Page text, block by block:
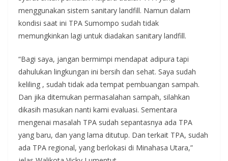
menggunakan sistem sanitary landfill. Namun dalam
kondisi saat ini TPA Sumompo sudah tidak
memungkinkan lagi untuk diadakan sanitary landfill.
“Bagi saya, jangan bermimpi mendapat adipura tapi
dahulukan lingkungan ini bersih dan sehat. Saya sudah
keliling , sudah tidak ada tempat pembuangan sampah.
Dan jika ditemukan permasalahan sampah, silahkan
dikasih masukan nanti kami evaluasi. Sementara
mengenai masalah TPA sudah sepantasnya ada TPA
yang baru, dan yang lama ditutup. Dan terkait TPA, sudah
ada TPA regional, yang berlokasi di Minahasa Utara,”